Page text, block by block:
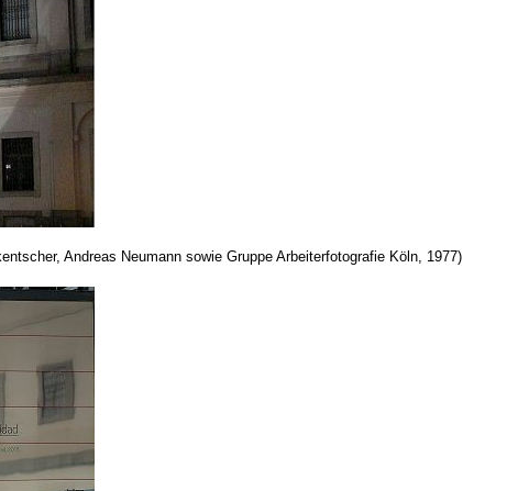
Andreas Neumann sowie Gruppe Arbeiterfotografie Köln, 1977)